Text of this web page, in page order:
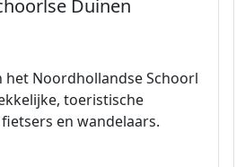
Duinen
het Noordhollandse Schoorl
toeristische
en wandelaars.